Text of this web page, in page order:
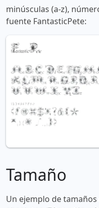
minúsculas (a-z),
fuente FantasticPete:
Tamaño
Un ejemplo de